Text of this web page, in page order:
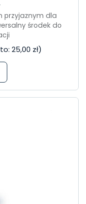
przyjaznym dla
środek do
25,00 zł)